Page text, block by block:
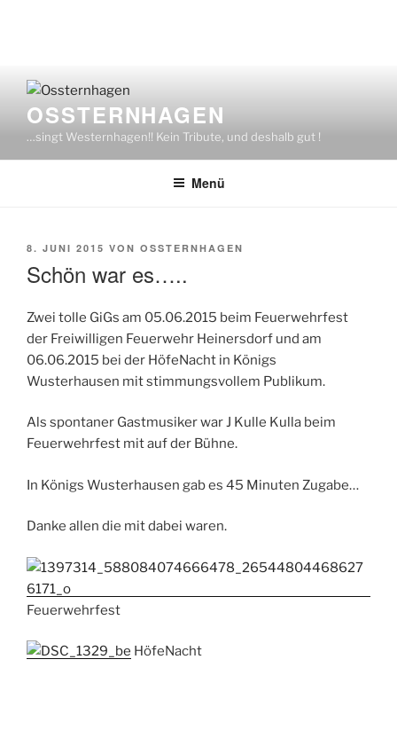
Inhalt
springenOSSTERNHAGEN
…singt Westernhagen!! Kein Tribute, und deshalb gut !
Menü
VERÖFFENTLICHT
8. JUNI 2015 VON OSSTERNHAGEN
Schön war es…..
Zwei tolle GiGs am 05.06.2015 beim Feuerwehrfest
der Freiwilligen Feuerwehr Heinersdorf und am
06.06.2015 bei der HöfeNacht in Königs
Wusterhausen mit stimmungsvollem Publikum.
Als spontaner Gastmusiker war J Kulle Kulla beim
Feuerwehrfest mit auf der Bühne.
In Königs Wusterhausen gab es 45 Minuten Zugabe…
Danke allen die mit dabei waren.
Feuerwehrfest
HöfeNacht